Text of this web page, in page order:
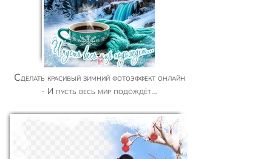
Сделать красивый зимний фотоэффект онлайн
- И пусть весь мир подождёт…